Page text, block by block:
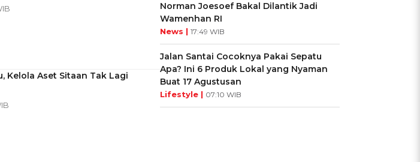
Kelola Aset Sitaan Tak Lagi
Norman Joesoef Bakal Dilantik Jadi
Wamenhan RI
News | 17:49 WIB
Jalan Santai Cocoknya Pakai Sepatu
Apa? Ini 6 Produk Lokal yang Nyaman
Buat 17 Agustusan
Lifestyle | 07:10 WIB